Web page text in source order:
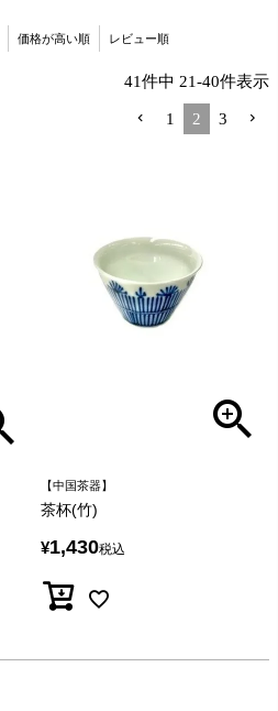
価格が高い順 レビュー順
41件中 21-40件表示
1 2 3
【中国茶器】
茶杯(竹)
¥1,430税込